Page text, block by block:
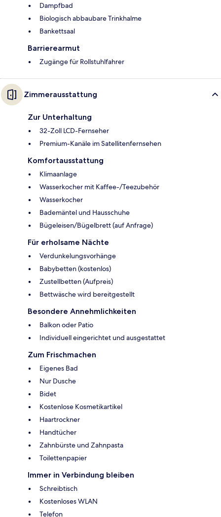
Dampfbad
Biologisch abbaubare Trinkhalme
Bankettsaal
Barrierearmut
Zugänge für Rollstuhlfahrer
Zimmerausstattung
Zur Unterhaltung
32-Zoll LCD-Fernseher
Premium-Kanäle im Satellitenfernsehen
Komfortausstattung
Klimaanlage
Wasserkocher mit Kaffee-/Teezubehör
Wasserkocher
Bademäntel und Hausschuhe
Bügeleisen/Bügelbrett (auf Anfrage)
Für erholsame Nächte
Verdunkelungsvorhänge
Babybetten (kostenlos)
Zustellbetten (Aufpreis)
Bettwäsche wird bereitgestellt
Besondere Annehmlichkeiten
Balkon oder Patio
Individuell eingerichtet und ausgestattet
Zum Frischmachen
Eigenes Bad
Nur Dusche
Bidet
Kostenlose Kosmetikartikel
Haartrockner
Handtücher
Zahnbürste und Zahnpasta
Toilettenpapier
Immer in Verbindung bleiben
Schreibtisch
Kostenloses WLAN
Telefon